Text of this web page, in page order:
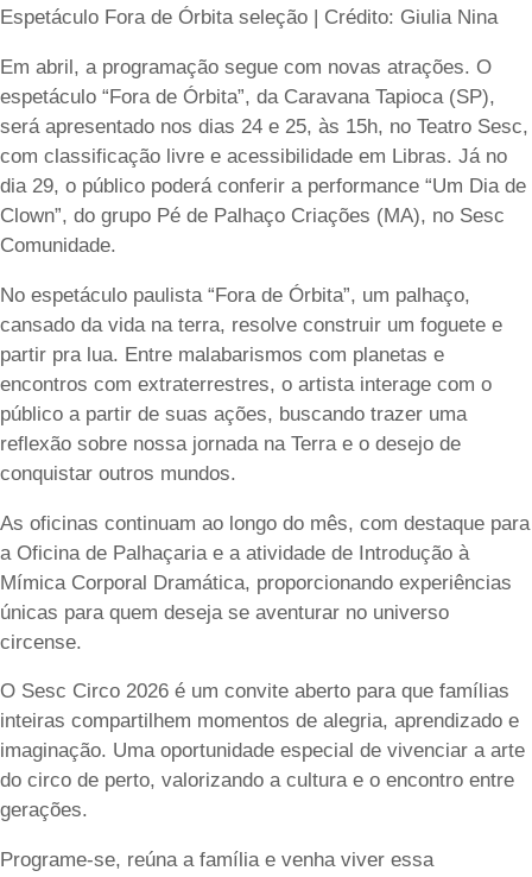
Espetáculo Fora de Órbita seleção | Crédito: Giulia Nina
Em abril, a programação segue com novas atrações. O
espetáculo “Fora de Órbita”, da Caravana Tapioca (SP),
será apresentado nos dias 24 e 25, às 15h, no Teatro Sesc,
com classificação livre e acessibilidade em Libras. Já no
dia 29, o público poderá conferir a performance “Um Dia de
Clown”, do grupo Pé de Palhaço Criações (MA), no Sesc
Comunidade.
No espetáculo paulista “Fora de Órbita”, um palhaço,
cansado da vida na terra, resolve construir um foguete e
partir pra lua. Entre malabarismos com planetas e
encontros com extraterrestres, o artista interage com o
público a partir de suas ações, buscando trazer uma
reflexão sobre nossa jornada na Terra e o desejo de
conquistar outros mundos.
As oficinas continuam ao longo do mês, com destaque para
a Oficina de Palhaçaria e a atividade de Introdução à
Mímica Corporal Dramática, proporcionando experiências
únicas para quem deseja se aventurar no universo
circense.
O Sesc Circo 2026 é um convite aberto para que famílias
inteiras compartilhem momentos de alegria, aprendizado e
imaginação. Uma oportunidade especial de vivenciar a arte
do circo de perto, valorizando a cultura e o encontro entre
gerações.
Programe-se, reúna a família e venha viver essa